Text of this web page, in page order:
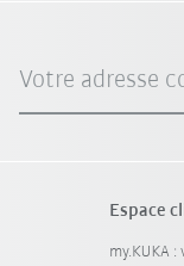
Votre adresse
Espace
my.KUKA